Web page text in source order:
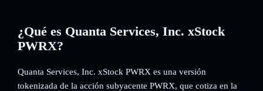
¿Qué es Quanta Services, Inc. xStock
PWRX?
Quanta Services, Inc. xStock PWRX es una versión
tokenizada de la acción subyacente PWRX, que cotiza en la